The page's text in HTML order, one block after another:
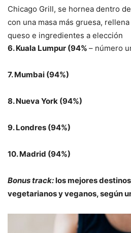
Chicago Grill, se hornea dentro
con una masa más gruesa,
queso e ingredientes a elección
6. Kuala Lumpur (94% – número
7. Mumbai (94%)
8. Nueva York (94%)
9. Londres (94%)
10. Madrid (94%)
Bonus track:los mejores
vegetarianos y veganos, según